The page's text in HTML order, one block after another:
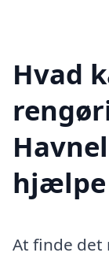
Hvad
hjælpe
At finde